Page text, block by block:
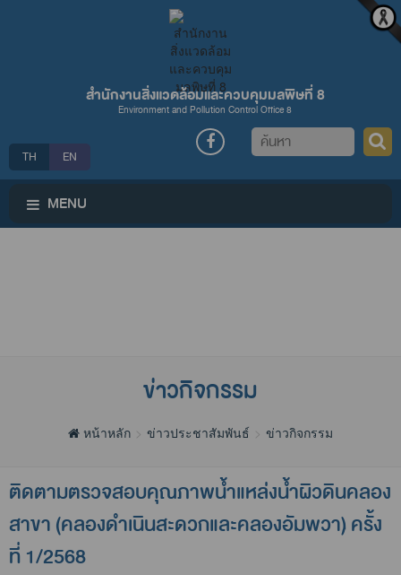
สำนักงานสิ่งแวดล้อมและควบคุมมลพิษที่ 8
Environment and Pollution Control Office 8
TH EN
ค้นหา
MENU
ข่าวกิจกรรม
หน้าหลัก ข่าวประชาสัมพันธ์ ข่าวกิจกรรม
ติดตามตรวจสอบคุณภาพน้ำแหล่งน้ำผิวดินคลอง
สาขา (คลองดำเนินสะดวกและคลองอัมพวา) ครั้ง
ที่ 1/2568